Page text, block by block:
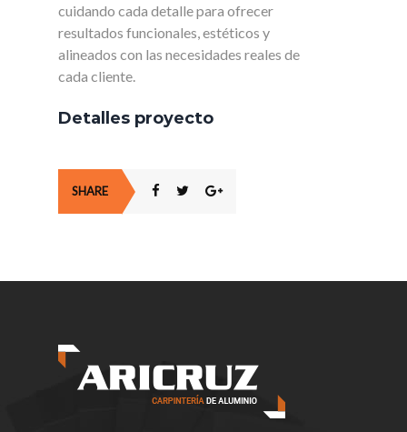
cuidando cada detalle para ofrecer
resultados funcionales, estéticos y
alineados con las necesidades reales de
cada cliente.
Detalles proyecto
SHARE